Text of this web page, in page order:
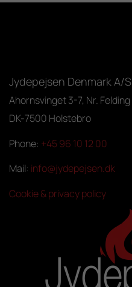
Jydepejsen Denmark A/S
Ahornsvinget 3-7, Nr. Felding
DK-7500 Holstebro
Phone: +45 96 10 12 00
Mail: info@jydepejsen.dk
Cookie & privacy policy